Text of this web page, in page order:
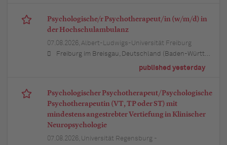
Psychologische/r Psychotherapeut/in (w/m/d) in
der Hochschulambulanz
07.08.2026, Albert-Ludwigs-Universität Freiburg
Freiburg im Breisgau, Deutschland (Baden-Württemberg)
published yesterday
Psychologischer Psychotherapeut/Psychologische
Psychotherapeutin (VT, TP oder ST) mit
mindestens angestrebter Vertiefung in Klinischer
Neuropsychologie
07.08.2026, Universität Regensburg -